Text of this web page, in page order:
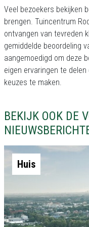
Veel bezoekers bekijken
brengen. Tuincentrum
ontvangen van tevreden
gemiddelde beoordeling
aangemoedigd om deze
eigen ervaringen te
keuzes te maken.
BEKIJK OOK DE
Huis